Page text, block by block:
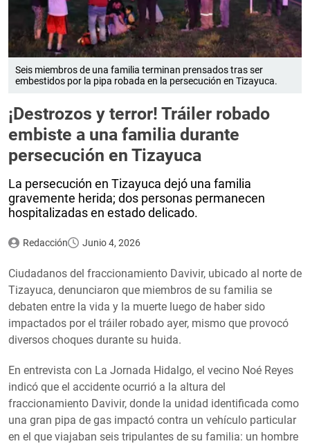
Seis miembros de una familia terminan prensados tras ser
embestidos por la pipa robada en la persecución en Tizayuca.
¡Destrozos y terror! Tráiler robado
embiste a una familia durante
persecución en Tizayuca
La persecución en Tizayuca dejó una familia
gravemente herida; dos personas permanecen
hospitalizadas en estado delicado.
Redacción Junio 4, 2026
Ciudadanos del fraccionamiento Davivir, ubicado al norte de
Tizayuca, denunciaron que miembros de su familia se
debaten entre la vida y la muerte luego de haber sido
impactados por el tráiler robado ayer, mismo que provocó
diversos choques durante su huida.
En entrevista con La Jornada Hidalgo, el vecino Noé Reyes
indicó que el accidente ocurrió a la altura del
fraccionamiento Davivir, donde la unidad identificada como
una gran pipa de gas impactó contra un vehículo particular
en el que viajaban seis tripulantes de su familia: un hombre